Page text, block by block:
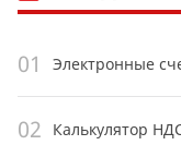
01 Электронные
02 Калькулятор